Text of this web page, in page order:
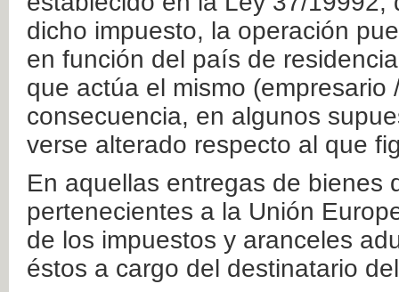
dicho impuesto, la operación
en función del país de
que actúa el mismo
consecuencia, en algunos
verse alterado respecto al que
En aquellas entregas de bienes
pertenecientes a la Unión
de los impuestos y aranceles
éstos a cargo del destinatario